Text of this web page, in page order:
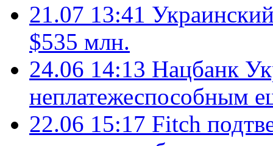
21.07 13:41
$535 млн.
24.06 14:13 Нацбанк
неплатежеспособным
22.06 15:17 Fitch